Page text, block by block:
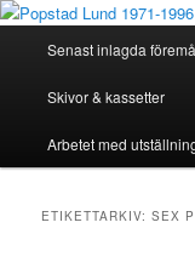
Hoppa
innehåll
Hoppa
sekundärt
innehållPopstad
Föremålsinsamling
Senast inlagda
Skivor & kassetter
Arbetet med
ETIKETTARKIV:SEX